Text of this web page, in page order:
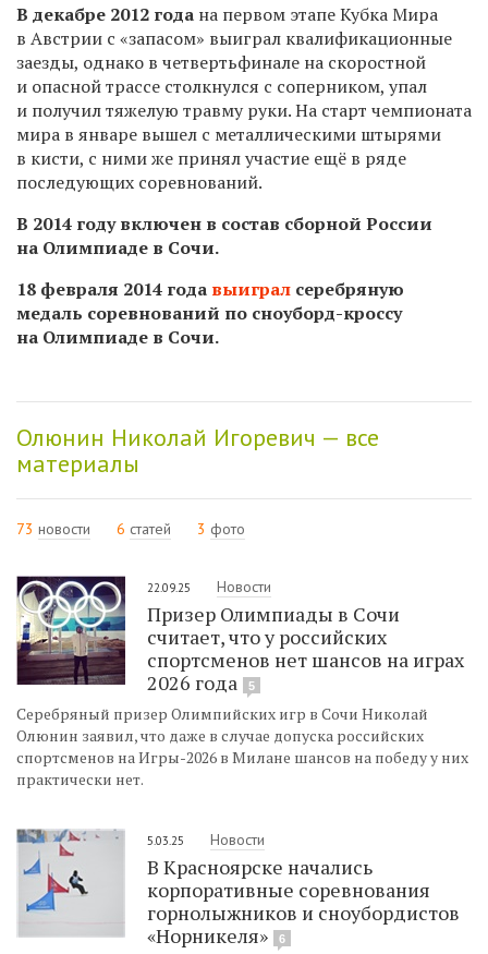
В декабре 2012 года на первом этапе Кубка Мира
в Австрии с «запасом» выиграл квалификационные
заезды, однако в четвертьфинале на скоростной
и опасной трассе столкнулся с соперником, упал
и получил тяжелую травму руки. На старт чемпионата
мира в январе вышел с металлическими штырями
в кисти, с ними же принял участие ещё в ряде
последующих соревнований.
В 2014 году включен в состав сборной России
на Олимпиаде в Сочи.
18 февраля 2014 года выиграл серебряную
медаль соревнований по сноуборд-кроссу
на Олимпиаде в Сочи.
Олюнин Николай Игоревич — все
материалы
73 новости 6 статей 3 фото
22.09.25 Новости
Призер Олимпиады в Сочи
считает, что у российских
спортсменов нет шансов на играх
2026 года
5
Серебряный призер Олимпийских игр в Сочи Николай
Олюнин заявил, что даже в случае допуска российских
спортсменов на Игры-2026 в Милане шансов на победу у них
практически нет.
5.03.25 Новости
В Красноярске начались
корпоративные соревнования
горнолыжников и сноубордистов
«Норникеля»
6